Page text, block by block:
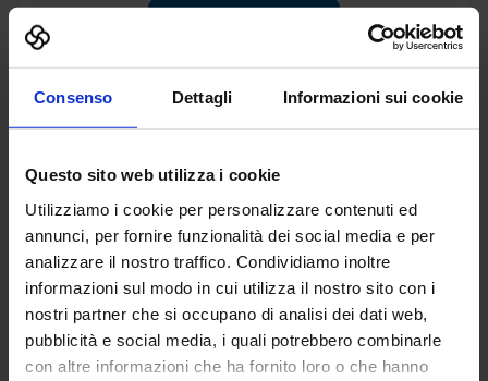
Consenso Dettagli Informazioni sui cookie
Questo sito web utilizza i cookie
Utilizziamo i cookie per personalizzare contenuti ed
annunci, per fornire funzionalità dei social media e per
analizzare il nostro traffico. Condividiamo inoltre
informazioni sul modo in cui utilizza il nostro sito con i
nostri partner che si occupano di analisi dei dati web,
pubblicità e social media, i quali potrebbero combinarle
con altre informazioni che ha fornito loro o che hanno
Vai alla scheda
AGENT321 SRL
SUBFORNITURA MECCANICA
Padiglione:Pad. 26Stand:C99
Aggiungi ai preferiti
Vai alla scheda